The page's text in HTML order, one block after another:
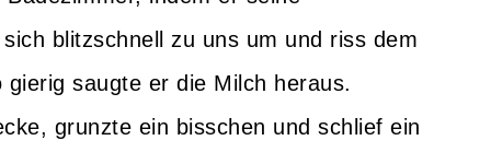
blitzschnell zu uns um und riss dem
saugte er die Milch heraus.
grunzte ein bisschen und schlief ein